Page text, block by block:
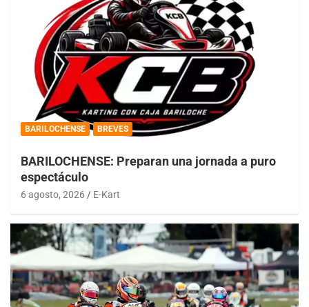
BARILOCHENSE BREVES
BARILOCHENSE: Preparan una jornada a puro
espectáculo
6 agosto, 2026 E-Kart